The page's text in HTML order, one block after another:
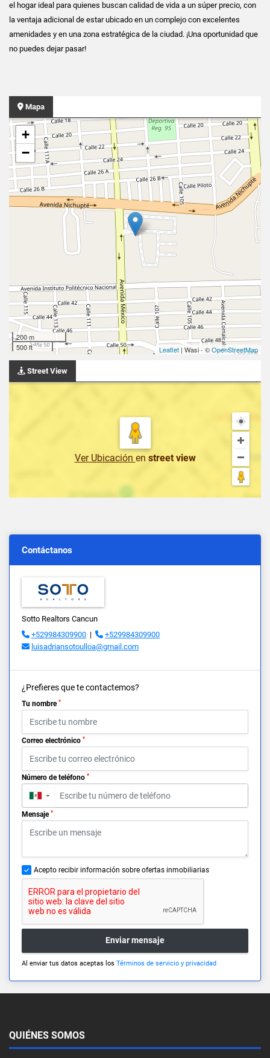
el hogar ideal para quienes buscan calidad de vida a un súper precio, con
la ventaja adicional de estar ubicado en un complejo con excelentes
amenidades y en una zona estratégica de la ciudad. ¡Una oportunidad que
no puedes dejar pasar!
Mapa
+
−
200 m
500 ft
Leaflet | Wasi - ©OpenStreetMap
Street View
Ver Ubicación en street view
Contáctanos
Sotto Realtors Cancun
+529984309900 |
+529984309900
luisadriansotoulloa@gmail.com
¿Prefieres que te contactemos?
Tu nombre *
Correo electrónico *
Número de teléfono *
▼
Mensaje *
Acepto recibir información sobre ofertas inmobiliarias
Enviar mensaje
Al enviar tus datos aceptas los Términos de servicio y privacidad
QUIÉNES SOMOS